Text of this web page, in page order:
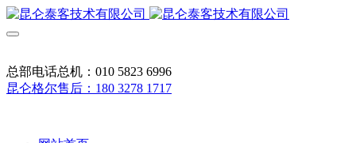
总部电话总机：010 5823 6996
昆仑格尔售后：180 3278 1717